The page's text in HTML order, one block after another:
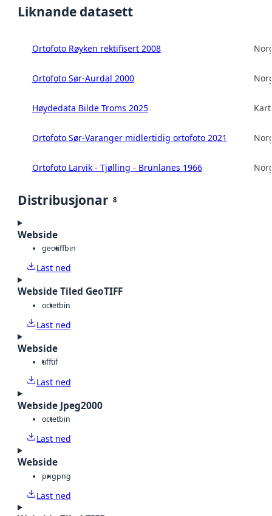
Liknande datasett
Ortofoto Røyken rektifisert 2008
Ortofoto Sør-Aurdal 2000
Høydedata Bilde Troms 2025
Ortofoto Sør-Varanger midlertidig ortofoto 2021
Ortofoto Larvik - Tjølling - Brunlanes 1966
Distribusjonar 8
Webside
geotiffbin
Last ned
Webside Tiled GeoTIFF
octetbin
Last ned
Webside
tifftif
Last ned
Webside Jpeg2000
octetbin
Last ned
Webside
pngpng
Last ned